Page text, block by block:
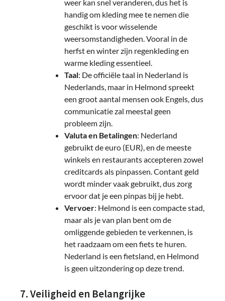
weer kan snel veranderen, dus het is
handig om kleding mee te nemen die
geschikt is voor wisselende
weersomstandigheden. Vooral in de
herfst en winter zijn regenkleding en
warme kleding essentieel.
Taal: De officiële taal in Nederland is
Nederlands, maar in Helmond spreekt
een groot aantal mensen ook Engels, dus
communicatie zal meestal geen
probleem zijn.
Valuta en Betalingen: Nederland
gebruikt de euro (EUR), en de meeste
winkels en restaurants accepteren zowel
creditcards als pinpassen. Contant geld
wordt minder vaak gebruikt, dus zorg
ervoor dat je een pinpas bij je hebt.
Vervoer: Helmond is een compacte stad,
maar als je van plan bent om de
omliggende gebieden te verkennen, is
het raadzaam om een fiets te huren.
Nederland is een fietsland, en Helmond
is geen uitzondering op deze trend.
7. Veiligheid en Belangrijke